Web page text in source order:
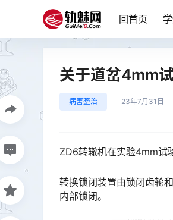
回首页
关于道岔4mm
病害整治 23年7月31日
ZD6转辙机在实验4mm试
转换锁闭装置由锁闭齿轮
内部锁闭。